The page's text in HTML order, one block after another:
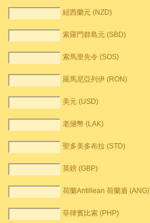
紐西蘭元 (NZD)
索羅門群島元 (SBD)
索馬里先令 (SOS)
羅馬尼亞列伊 (RON)
美元 (USD)
老撾幣 (LAK)
聖多美多布拉 (STD)
英鎊 (GBP)
荷蘭Antillean 荷蘭盾 (ANG)
菲律賓比索 (PHP)